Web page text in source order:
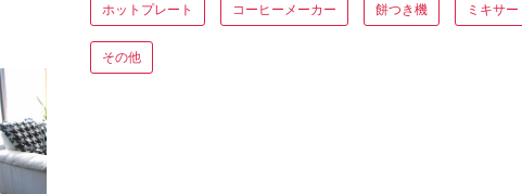
ホットプレート コーヒーメーカー 餅つき機 ミキサー
その他